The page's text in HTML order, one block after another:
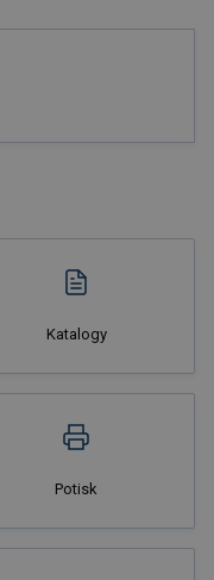
Katalogy
Potisk